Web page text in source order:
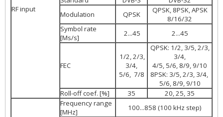
RF input
Modulation
QPSK
QPSK, 8PSK, APSK
8/16/32
Symbol rate
[Ms/s]
2...45 2...45
FEC
1/2, 2/3,
3/4,
5/6, 7/8
QPSK: 1/2, 3/5, 2/3,
3/4,
4/5, 5/6, 8/9, 9/10
8PSK: 3/5, 2/3, 3/4,
5/6, 8/9, 9/10
Roll-off coef. [%]
35 20, 25, 35
Frequency range
[MHz]
100...858 (100 kHz step)